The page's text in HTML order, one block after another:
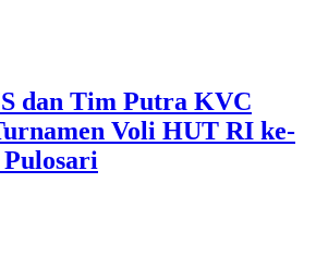
dan Tim Putra KVC
Voli HUT RI ke-